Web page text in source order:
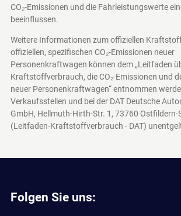
CO₂-Emissionen und die Fahrleistungswerte
beeinflussen.
Weitere Informationen zum offiziellen
offiziellen, spezifischen CO₂-Emissionen neuer
Personenkraftwagen können dem „Leitfaden
Kraftstoffverbrauch, die CO₂-Emissionen und
neuer Personenkraftwagen“ entnommen
Verkaufsstellen und bei der DAT Deutsche
GmbH, Hellmuth-Hirth-Str. 1, 73760 Ostfildern-
(Leitfaden-Kraftstoffverbrauch - DAT)
Folgen Sie uns: